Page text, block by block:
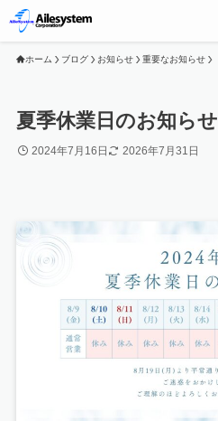
ホーム ブログ お知らせ 重要なお知らせ
夏季休業日のお知らせ
2024年7月16日 2026年7月31日